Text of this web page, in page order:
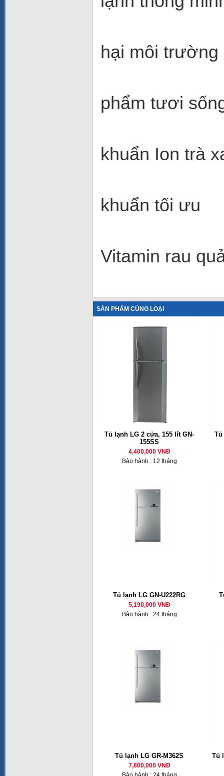
hại môi trường
phẩm tươi
khuẩn Ion trà
khuẩn tối ưu
Vitamin rau
SẢN PHẨM CÙNG LOẠI
Tủ lạnh LG 2 cửa, 155 lít GN-
155SS
4,400,000 VNĐ
Bảo hành : 12 tháng
Tủ
Tủ lạnh LG GN-U222RG
5,190,000 VNĐ
Bảo hành : 24 tháng
Tủ lạnh LG GR-M362S
7,800,000 VNĐ
Tủ